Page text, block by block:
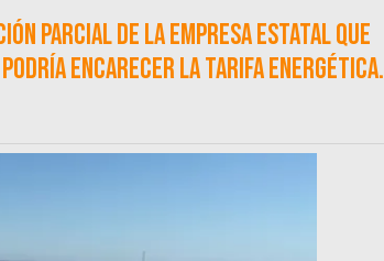
parcial de la empresa estatal que
encarecer la tarifa energética.